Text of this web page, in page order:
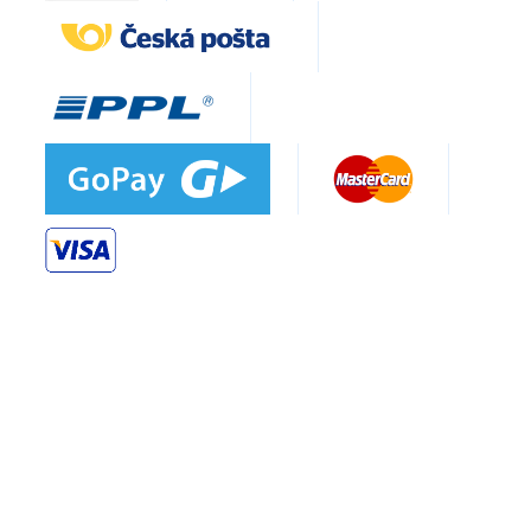
911988601 00 F88090VIL AEG ELECTROLUX
911988601 01 F88090VIL AEG ELECTROLUX
911988601 02 F88090VIL AEG ELECTROLUX
911988602 00 F88010VIL AEG ELECTROLUX
911615248 02 188630_11162 PRIVILEG
911616250 02 00782251_11242 PRIVILEG
911616250 03 00782251_11242 PRIVILEG
911616251 02 00000976_11243 PRIVILEG
911616252 03 00880446_11244 PRIVILEG